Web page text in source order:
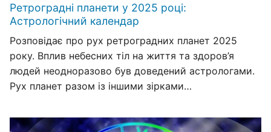
Ретроградні планети у 2025 році:
Астрологічний календар
Розповідає про рух ретроградних планет 2025
року. Вплив небесних тіл на життя та здоров’я
людей неодноразово був доведений астрологами.
Рух планет разом із іншими зірками…